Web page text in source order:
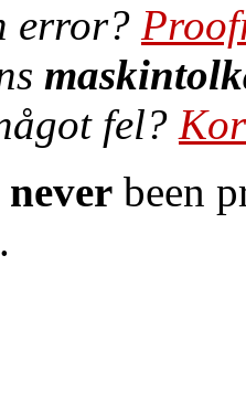
error?
fel?
never been